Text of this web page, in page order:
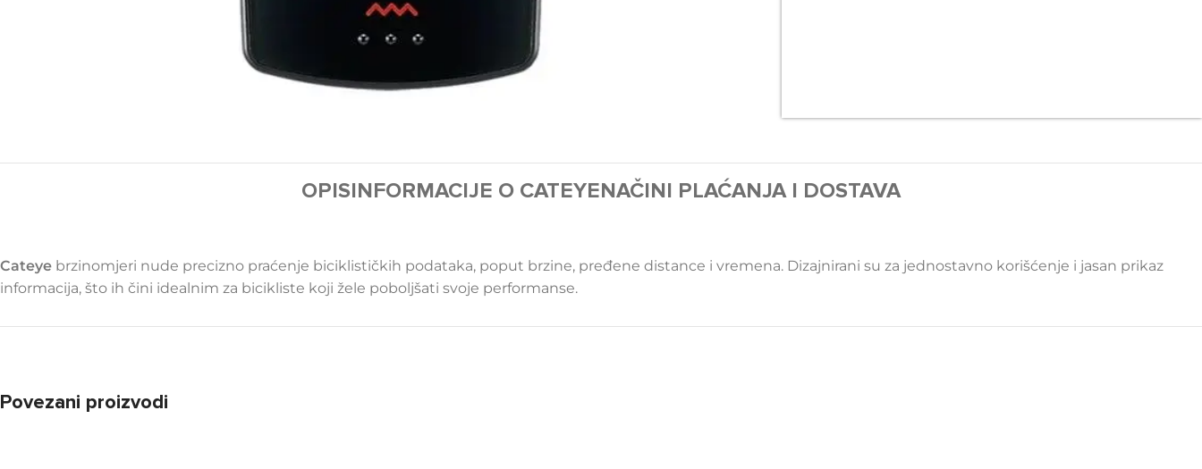
OPISINFORMACIJE O CATEYENAČINI PLAĆANJA I DOSTAVA
Cateye brzinomjeri nude precizno praćenje biciklističkih podataka, poput brzine, pređene distance i vremena. Dizajnirani su za jednostavno korišćenje i jasan prikaz
informacija, što ih čini idealnim za bicikliste koji žele poboljšati svoje performanse.
Povezani proizvodi